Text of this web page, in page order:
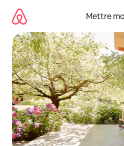
directement
contenu
Mettre